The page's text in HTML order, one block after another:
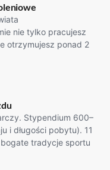
nie tylko pracujesz
otrzymujesz ponad 2
Stypendium 600–
i długości pobytu). 11
tradycje sportu